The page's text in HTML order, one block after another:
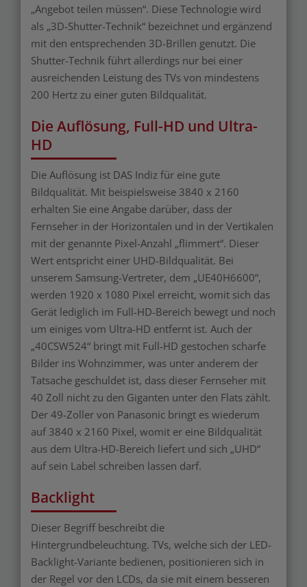
„Angebot teilen müssen“. Diese Technologie wird
als „3D-Shutter-Technik“ bezeichnet und ergänzend
mit den entsprechenden 3D-Brillen genutzt. Die
Shutter-Technik führt allerdings nur bei einer
ausreichenden Leistung des TVs von mindestens
200 Hertz zu einer guten Bildqualität.
Die Auflösung, Full-HD und Ultra-
HD
Die Auflösung ist DAS Indiz für eine gute
Bildqualität. Mit beispielsweise 3840 x 2160
erhalten Sie eine Angabe darüber, dass der
Fernseher in der Horizontalen und in der Vertikalen
mit der genannte Pixel-Anzahl „flimmert“. Dieser
Wert entspricht einer UHD-Bildqualität. Bei
unserem Samsung-Vertreter, dem „UE40H6600“,
werden 1920 x 1080 Pixel erreicht, womit sich das
Gerät lediglich im Full-HD-Bereich bewegt und noch
um einiges vom Ultra-HD entfernt ist. Auch der
„40CSW524“ bringt mit Full-HD gestochen scharfe
Bilder ins Wohnzimmer, was unter anderem der
Tatsache geschuldet ist, dass dieser Fernseher mit
40 Zoll nicht zu den Giganten unter den Flats zählt.
Der 49-Zoller von Panasonic bringt es wiederum
auf 3840 x 2160 Pixel, womit er eine Bildqualität
aus dem Ultra-HD-Bereich liefert und sich „UHD“
auf sein Label schreiben lassen darf.
Backlight
Dieser Begriff beschreibt die
Hintergrundbeleuchtung. TVs, welche sich der LED-
Backlight-Variante bedienen, positionieren sich in
der Regel vor den LCDs, da sie mit einem besseren